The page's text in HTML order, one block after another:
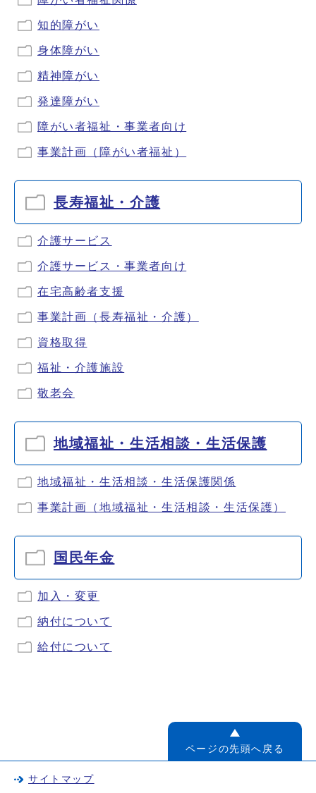
知的障がい
身体障がい
精神障がい
発達障がい
障がい者福祉・事業者向け
事業計画（障がい者福祉）
長寿福祉・介護
介護サービス
介護サービス・事業者向け
在宅高齢者支援
事業計画（長寿福祉・介護）
資格取得
福祉・介護施設
敬老会
地域福祉・生活相談・生活保護
地域福祉・生活相談・生活保護関係
事業計画（地域福祉・生活相談・生活保護）
国民年金
加入・変更
納付について
給付について
ページの先頭へ戻る
サイトマップ